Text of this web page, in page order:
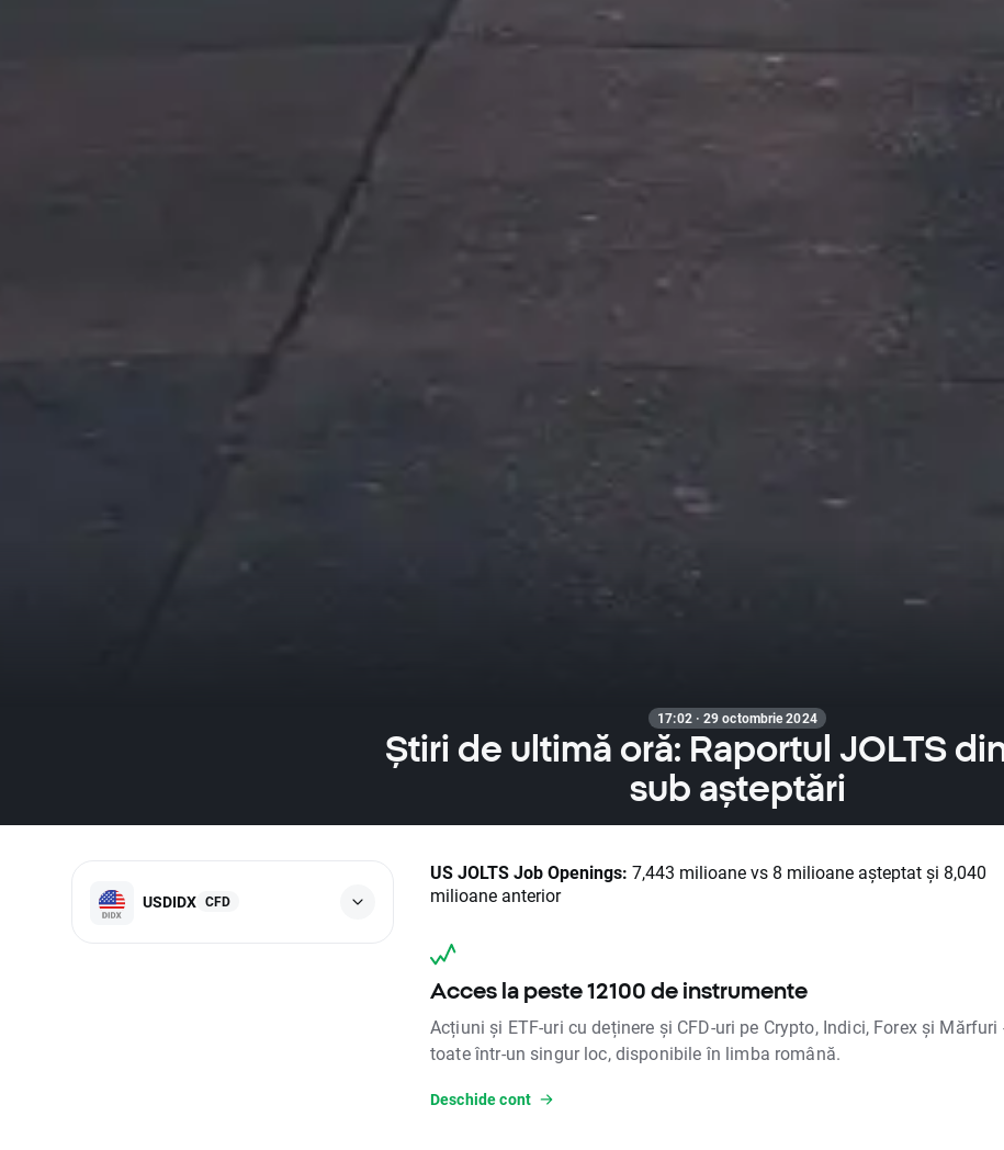
17:02 · 29 octombrie 2024
Știri de ultimă oră: Raportul JOLTS
sub așteptări
USDIDX CFD
US JOLTS Job Openings: 7,443 milioane vs 8 milioane așteptat și 8,040
milioane anterior
Acces la peste 12100 de instrumente
Acțiuni și ETF-uri cu deținere și CFD-uri pe Crypto, Indici, Forex și Mărfuri
toate într-un singur loc, disponibile în limba română.
Deschide cont